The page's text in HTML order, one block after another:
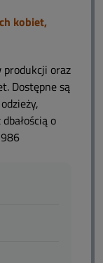
oraz
Dostępne są
o